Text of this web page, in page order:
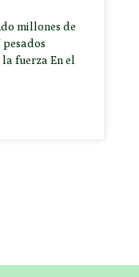
millones de
pesados
fuerza En el